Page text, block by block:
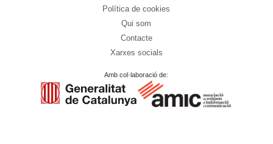
Política de cookies
Qui som
Contacte
Xarxes socials
Amb col·laboració de: